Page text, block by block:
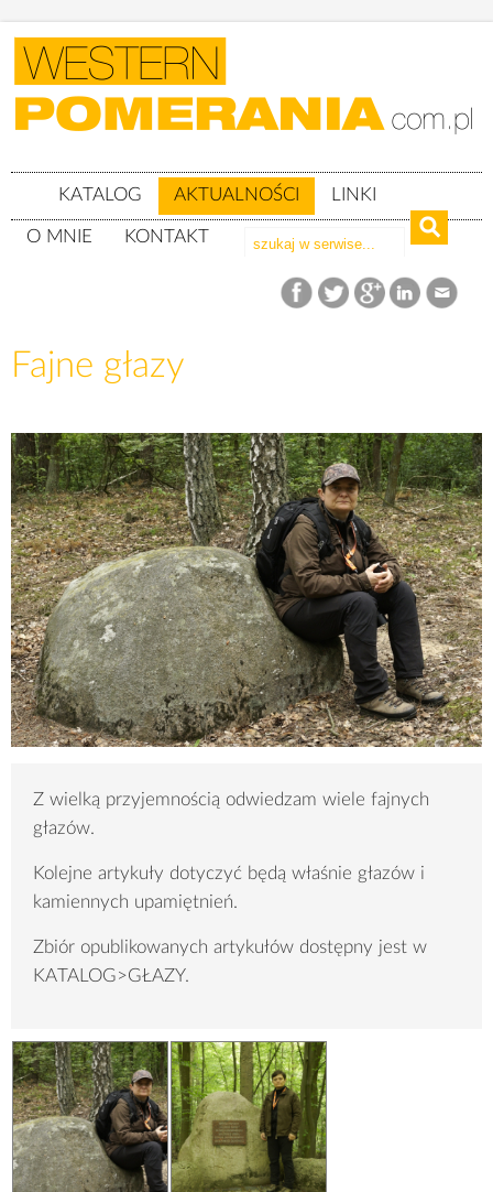
KATALOG AKTUALNOŚCI LINKI
O MNIE KONTAKT
Aktualności Fajne głazy
Fajne głazy
Z wielką przyjemnością odwiedzam wiele fajnych
głazów.
Kolejne artykuły dotyczyć będą właśnie głazów i
kamiennych upamiętnień.
Zbiór opublikowanych artykułów dostępny jest w
KATALOG>GŁAZY.